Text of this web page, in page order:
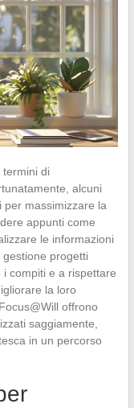
termini di
alcuni
per massimizzare la
appunti come
le informazioni
progetti
compiti e a rispettare
la loro
offrono
saggiamente,
in un percorso